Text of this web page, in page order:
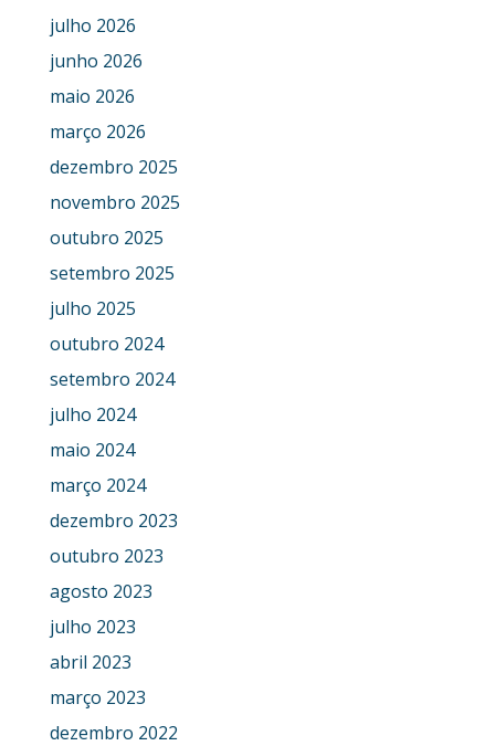
julho 2026
junho 2026
maio 2026
março 2026
dezembro 2025
novembro 2025
outubro 2025
setembro 2025
julho 2025
outubro 2024
setembro 2024
julho 2024
maio 2024
março 2024
dezembro 2023
outubro 2023
agosto 2023
julho 2023
abril 2023
março 2023
dezembro 2022